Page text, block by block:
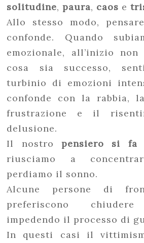
solitudine, paura, caos e
Allo stesso modo,
confonde. Quando
emozionale, all’inizio non
cosa sia successo,
turbinio di emozioni
confonde con la rabbia,
frustrazione e il
delusione.
Il nostro pensiero si fa
riusciamo a
perdiamo il sonno.
Alcune persone di
preferiscono
impedendo il processo di
In questi casi il